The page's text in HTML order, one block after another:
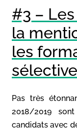
#3 –
la
les
Pas très
2018/2019
candidats avec